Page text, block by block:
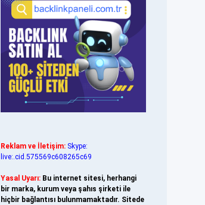
Reklam ve İletişim: Skype:
live:.cid.575569c608265c69
Yasal Uyarı: Bu internet sitesi, herhangi
bir marka, kurum veya şahıs şirketi ile
hiçbir bağlantısı bulunmamaktadır. Sitede